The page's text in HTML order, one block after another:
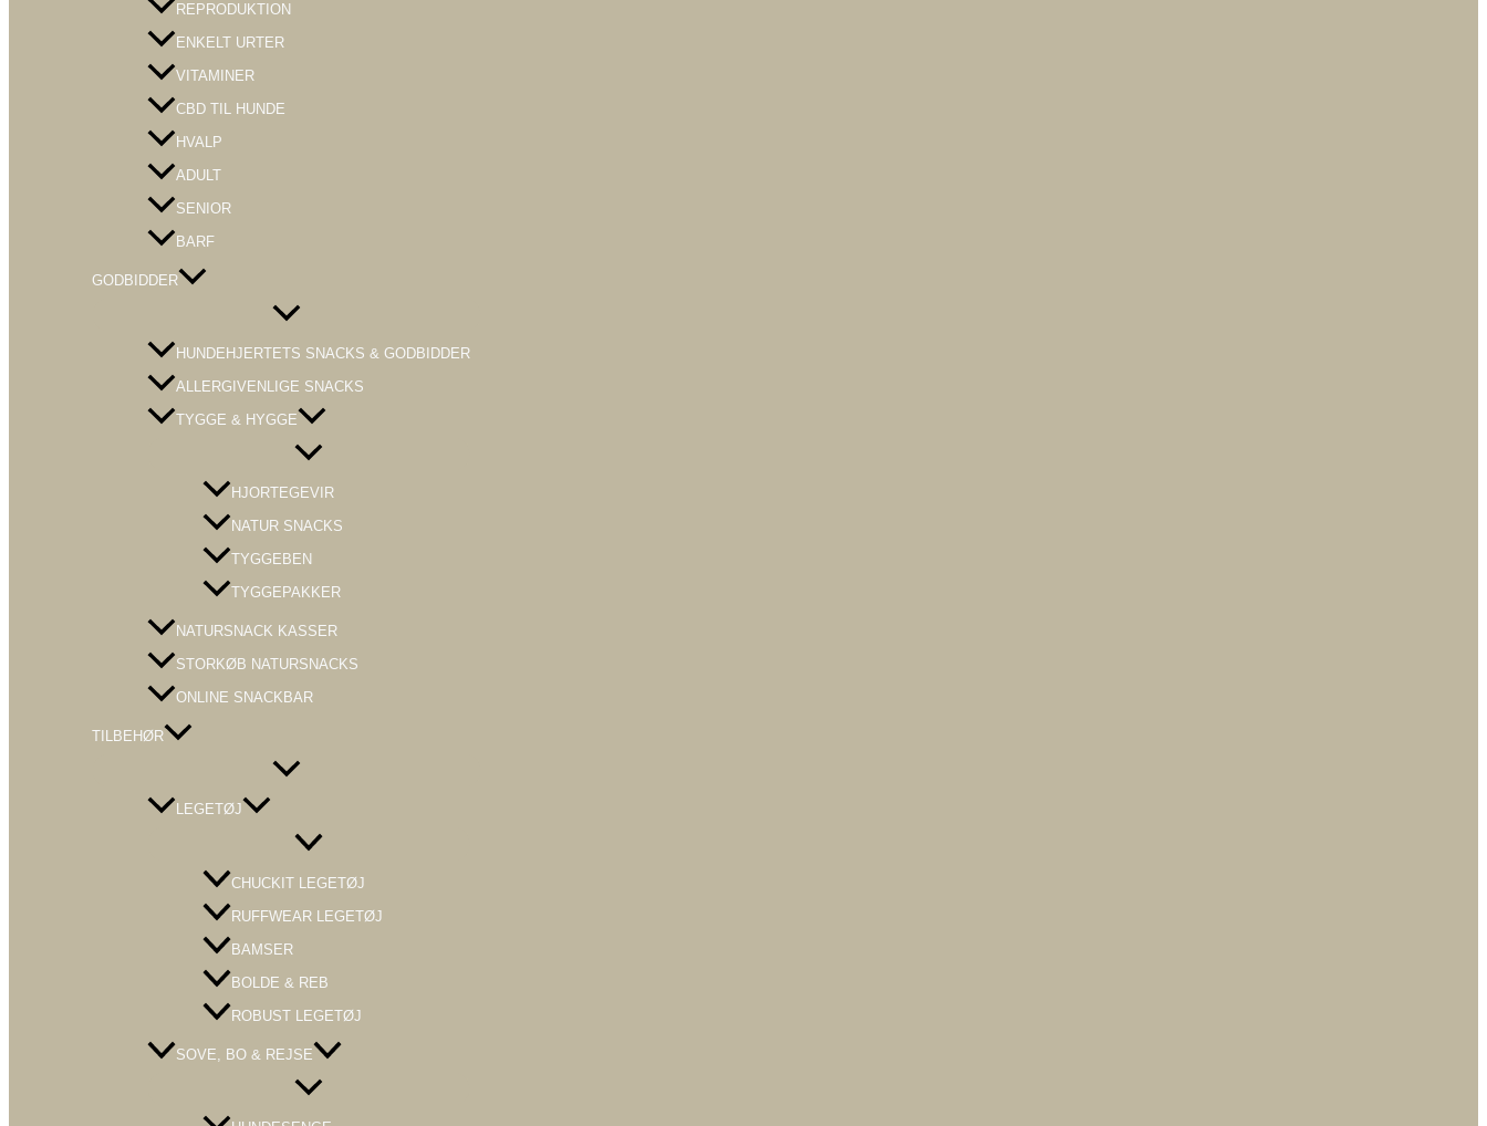
REPRODUKTION
ENKELT URTER
VITAMINER
CBD TIL HUNDE
HVALP
ADULT
SENIOR
BARF
GODBIDDER
Menu
HUNDEHJERTETS SNACKS & GODBIDDER
ALLERGIVENLIGE SNACKS
TYGGE & HYGGE
Menu
HJORTEGEVIR
NATUR SNACKS
TYGGEBEN
TYGGEPAKKER
NATURSNACK KASSER
STORKØB NATURSNACKS
ONLINE SNACKBAR
TILBEHØR
Menu
LEGETØJ
Menu
CHUCKIT LEGETØJ
RUFFWEAR LEGETØJ
BAMSER
BOLDE & REB
ROBUST LEGETØJ
SOVE, BO & REJSE
Menu